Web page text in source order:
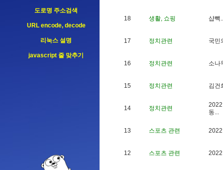
도로명 주소검색
URL encode, decode
리눅스 설명
javascript 줄 맞추기
18 생활, 쇼핑 샵빽..
17 정치관련 국민
16 정치관련 소나
15 정치관련 김 건
14 정치관련 2022
동...
13 스포츠 관련 2022
12 스포츠 관련 2022